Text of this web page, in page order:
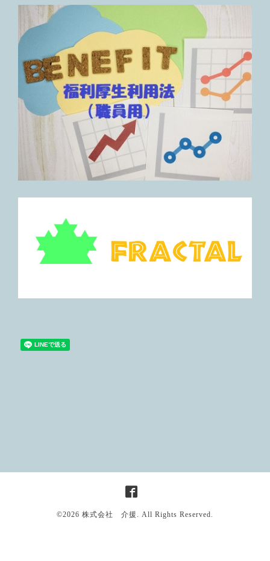
©2026 株式会社 介援 . All Rights Reserved.